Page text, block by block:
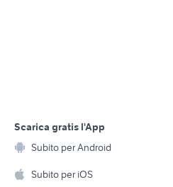
Biciclette
Scarica gratis l'App
Subito per Android
Subito per iOS